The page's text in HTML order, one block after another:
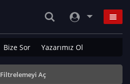
Bize Sor Yazarımız Ol
Filtrelemeyi Aç